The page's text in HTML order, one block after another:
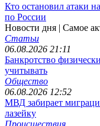
Кто остановил атаки
по России
Новости дня | Самое
Статьи
06.08.2026 21:11
Банкротство
учитывать
Общество
06.08.2026 12:52
МВД забирает
лазейку